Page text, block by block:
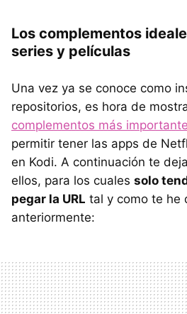
Los complementos
series y películas
Una vez ya se conoce como
repositorios, es hora de
complementos más
permitir tener las apps de
en Kodi. A continuación te
ellos, para los cuales solo
pegar la URL tal y como te he
anteriormente: